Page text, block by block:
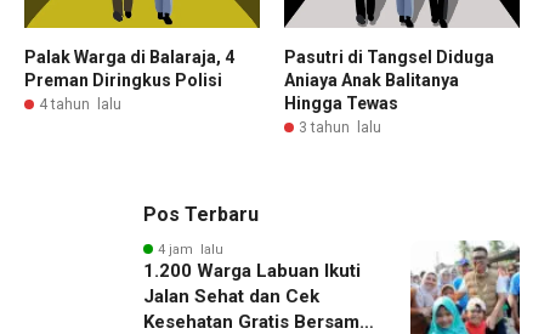
Palak Warga di Balaraja, 4
Preman Diringkus Polisi
4 tahun lalu
Pasutri di Tangsel Diduga
Aniaya Anak Balitanya
Hingga Tewas
3 tahun lalu
Pos Terbaru
4 jam lalu
1.200 Warga Labuan Ikuti
Jalan Sehat dan Cek
Kesehatan Gratis Bersama